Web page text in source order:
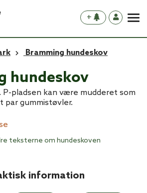
+
Bramming hundeskov
hundeskov
P-pladsen kan være mudderet som
gummistøvler.
teksterne om hundeskoven
information